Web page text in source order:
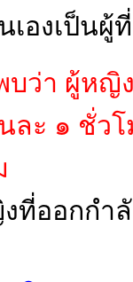
เองเป็น
บว่า ผู้ห
ละ ๑ ชั่ว
ที่ออกกำ